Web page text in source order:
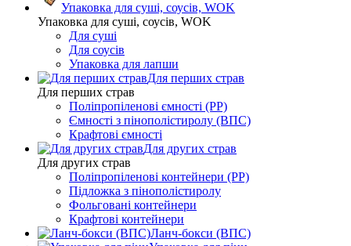
Упаковка для суші, соусів, WOK
Упаковка для суші, соусів, WOK
Для суші
Для соусів
Упаковка для лапши
Для перших страв
Для перших страв
Поліпропіленові ємності (PP)
Ємності з пінополістиролу (ВПС)
Крафтові ємності
Для других страв
Для других страв
Поліпропіленові контейнери (PP)
Підложка з пінополістиролу
Фольговані контейнери
Крафтові контейнери
Ланч-бокси (ВПС)